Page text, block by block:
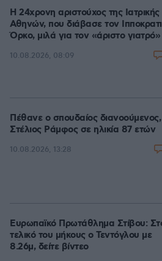
Η 24χρονη αριστούχος της Ιατρικής
Αθηνών, που διάβασε τον
Όρκο, μιλά για τον «άριστο γιατρό»
10.08.2026, 08:09
Πέθανε ο σπουδαίος διανοούμενος,
Στέλιος Ράμφος σε ηλικία 87 ετών
10.08.2026, 13:28
Ευρωπαϊκό Πρωτάθλημα Στίβου:
τελικό του μήκους ο Τεντόγλου με
8.26μ, δείτε βίντεο